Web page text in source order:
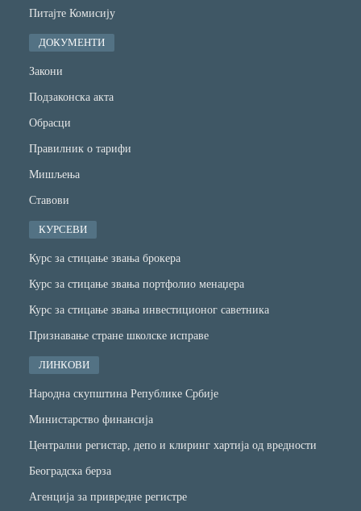
Питајте Комисију
ДОКУМЕНТИ
Закони
Подзаконска акта
Обрасци
Правилник о тарифи
Мишљења
Ставови
КУРСЕВИ
Курс за стицање звања брокера
Курс за стицање звања портфолио менаџера
Курс за стицање звања инвестиционог саветника
Признавање стране школске исправе
ЛИНКОВИ
Народна скупштина Републике Србије
Министарство финансијa
Централни регистар, депо и клиринг хартија од вредности
Београдска берза
Агенција за привредне регистре